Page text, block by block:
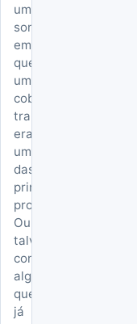
um
sonho
em
que
uma
cobra
transparente
era
uma
das
principais
protagonistas?
Ou
talvez
conheça
alguém
que
já